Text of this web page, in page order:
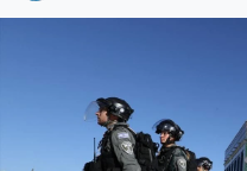
Ramazan
Rüya Tabirleri